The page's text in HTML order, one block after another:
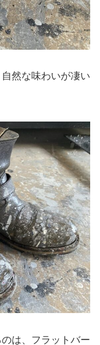
然な味わいが凄い
は、フラットバー